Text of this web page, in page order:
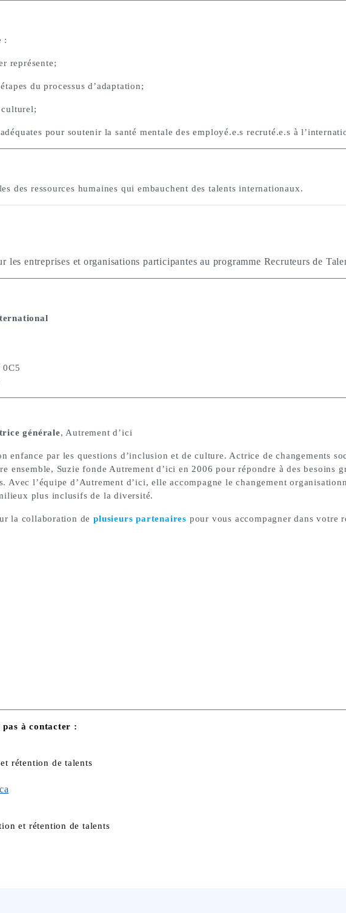
:
représente;
du processus d’adaptation;
pour soutenir la santé mentale des employé.e.s recruté.e.s à
des ressources humaines qui embauchent des talents internationaux.
les entreprises et organisations participantes au programme Recruteurs de
0C5
générale, Autrement d’ici
enfance par les questions d’inclusion et de culture. Actrice de changements
ensemble, Suzie fonde Autrement d’ici en 2006 pour répondre à des besoins
Avec l’équipe d’Autrement d’ici, elle accompagne le changement
plus inclusifs de la diversité.
la collaboration de plusieurs partenaires pour vous accompagner dans votre
pas à contacter :
rétention de talents
et rétention de talents